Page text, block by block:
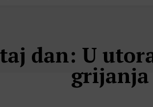
dan: U
grijanja